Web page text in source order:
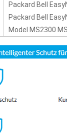
Packard Bell
Packard Bell
Model MS2300